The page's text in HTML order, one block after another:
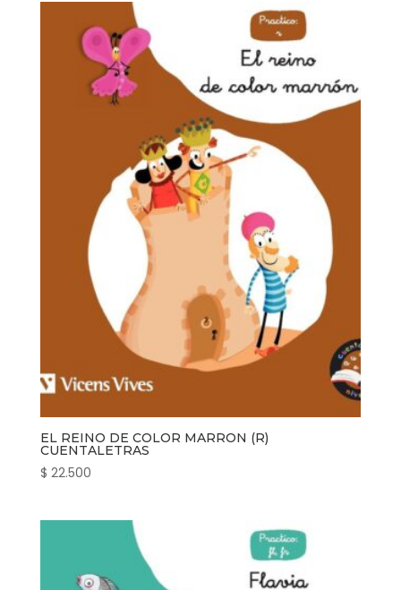
EL REINO DE COLOR MARRON (R)
CUENTALETRAS
$ 22.500